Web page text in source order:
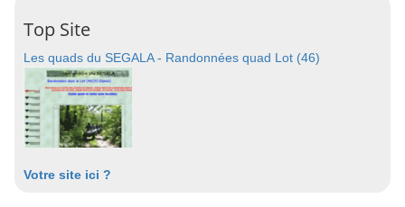
Top Site
Les quads du SEGALA - Randonnées quad Lot (46)
Votre site ici ?